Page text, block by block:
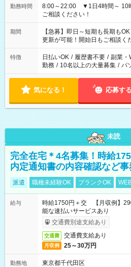
勤務時間
8:00～22:00 ▼1日4時間～ 10
ご相談ください！
期間
【急募】即日～短期も長期も
更新が可能！開始日もご相談く
特徴 日払いOK / 履歴書不要 / 副業・
勤務 / 10名以上の大量募集 / パ
気になる！ 応募する
未読
完全在宅＊4名募集！時給
内定通知書の内容確認など事
派遣 職種未経験OK ブランクOK
給与
時給1750円＋交 【月収例】
能な速払いサービスあり
交通費別途支給あり
交通費 交通費支給あり
月収例 25～30万円
勤務地
東京都千代田区